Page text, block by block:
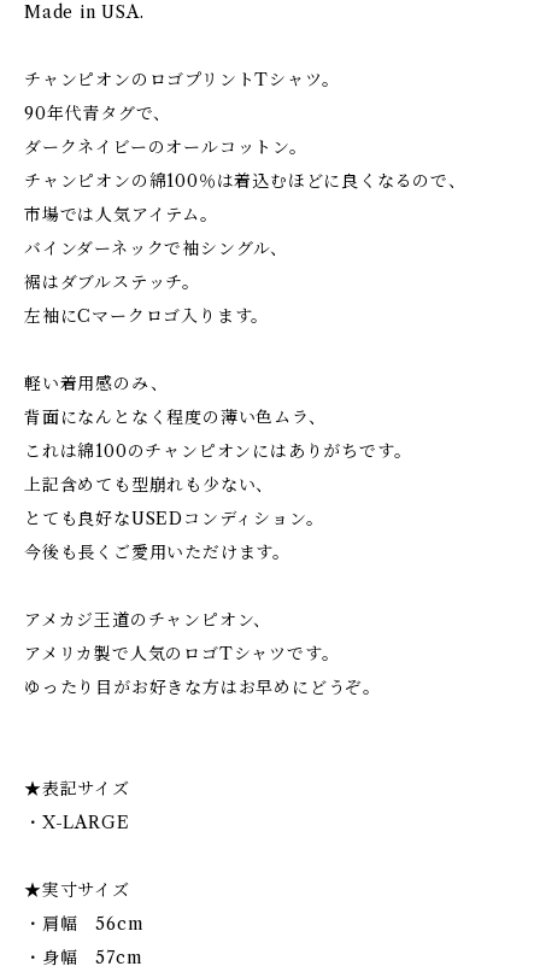
Made in USA.
チャンピオンのロゴプリントTシャツ。
90年代青タグで、
ダークネイビーのオールコットン。
チャンピオンの綿100％は着込むほどに良くなるので、
市場では人気アイテム。
バインダーネックで袖シングル、
裾はダブルステッチ。
左袖にCマークロゴ入ります。
軽い着用感のみ、
背面になんとなく程度の薄い色ムラ、
これは綿100のチャンピオンにはありがちです。
上記含めても型崩れも少ない、
とても良好なUSEDコンディション。
今後も長くご愛用いただけます。
アメカジ王道のチャンピオン、
アメリカ製で人気のロゴTシャツです。
ゆったり目がお好きな方はお早めにどうぞ。
★表記サイズ
・X-LARGE
★実寸サイズ
・肩幅 56cm
・身幅 57cm